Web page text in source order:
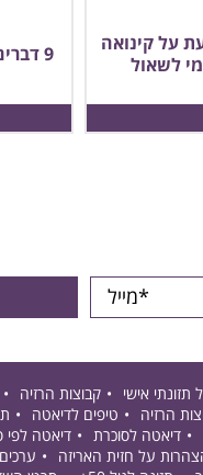
על קינואה
לשאול
9 דברים שלא ידעתם על בננות
תזונתי אישי קבוצות הרזיה
הרזיה טיפים לדיאטה
דיאטה לסוכרת דיאטה לפי
על חזית האריזה